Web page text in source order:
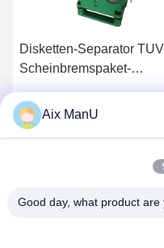
Disketten-Separator
Scheinbremspaket-
Aix ManU
Good day, what product